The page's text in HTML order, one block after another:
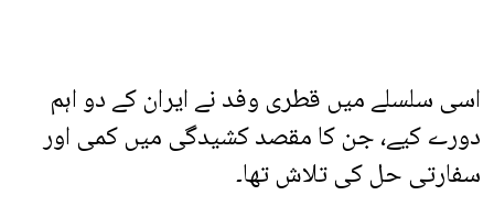
اسی سلسلے میں قطری وفد نے ایران کے دو اہم
دورے کیے، جن کا مقصد کشیدگی میں کمی اور
سفارتی حل کی تلاش تھا۔